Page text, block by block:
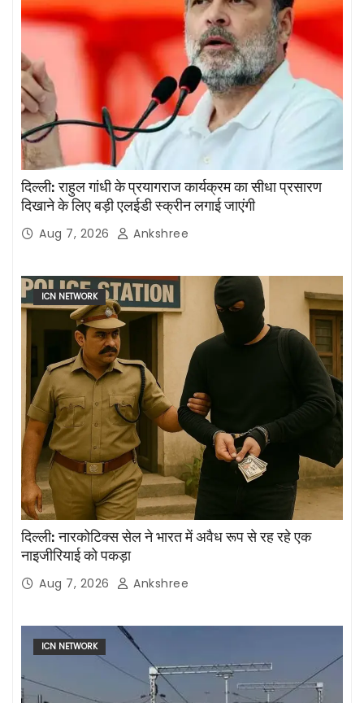
दिल्ली: राहुल गांधी के प्रयागराज कार्यक्रम का सीधा प्रसारण
दिखाने के लिए बड़ी एलईडी स्क्रीन लगाई जाएंगी
Aug 7, 2026 Ankshree
ICN NETWORK
दिल्ली: नारकोटिक्स सेल ने भारत में अवैध रूप से रह रहे एक
नाइजीरियाई को पकड़ा
Aug 7, 2026 Ankshree
ICN NETWORK